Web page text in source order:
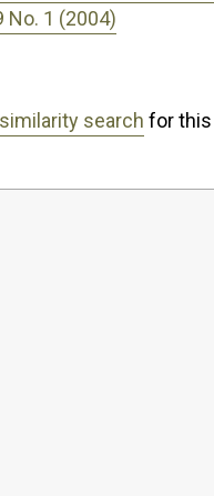
No. 1 (2004)
search for this